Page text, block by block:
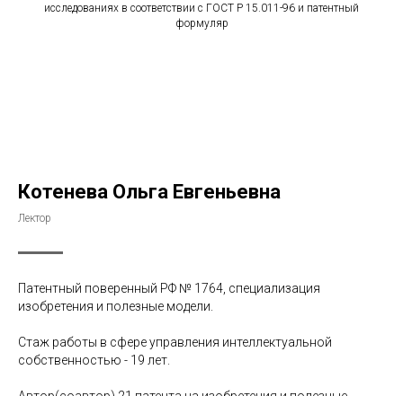
исследованиях в соответствии с ГОСТ Р 15.011-96 и патентный
формуляр
Котенева Ольга Евгеньевна
Лектор
Патентный поверенный РФ № 1764, специализация
изобретения и полезные модели.
Стаж работы в сфере управления интеллектуальной
собственностью - 19 лет.